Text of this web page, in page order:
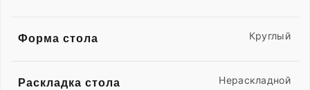
Форма стола Круглый
Раскладка стола Нераскладной